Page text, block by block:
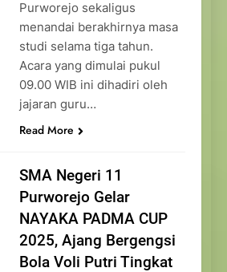
Purworejo sekaligus
menandai berakhirnya masa
studi selama tiga tahun.
Acara yang dimulai pukul
09.00 WIB ini dihadiri oleh
jajaran guru…
Read More
SMA Negeri 11
Purworejo Gelar
NAYAKA PADMA CUP
2025, Ajang Bergengsi
Bola Voli Putri Tingkat